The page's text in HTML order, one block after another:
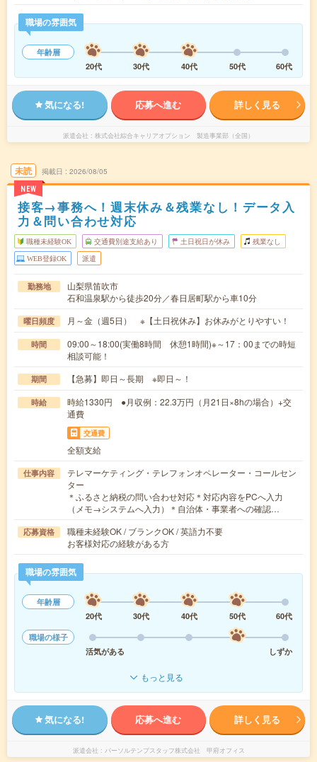
職場の雰囲気
年齢層
20代
30代 40代 50代 60代
気になる! 応募へ進む 詳しく見る
派遣会社 株式会社綜合キャリアオプション 製造事業部（全国）
未読
NEW
掲載日 2026/08/05
接客→事務へ！週末休み＆残業なし！データ入
力＆問い合わせ対応
職種未経験OK 交通費別途支給あり 土日祝日が休み 残業なし
WEB登録OK 派遣
勤務地
山梨県笛吹市
石和温泉駅から徒歩20分／春日居町駅から車10分
曜日頻度 月～金（週5日） ※【土日祝休み】お休みがとりやすい！
時間
09:00～18:00(実働8時間 休憩1時間)※～17：00までの時短
相談可能！
期間 【急募】即日～長期 ※即日～！
時給
時給1330円 ●月収例：22.3万円（月21日×8hの場合）+交
通費
交通費
全額支給
仕事内容
テレマーケティング・テレフォンオペレーター・コールセン
ター
＊ふるさと納税の問い合わせ対応＊対応内容をPCへ入力
（メモ→システムへ入力）＊自治体・事業者への確認…
応募資格
職種未経験OK / ブランクOK / 英語力不要
お客様対応の経験がある方
職場の雰囲気
年齢層
20代
30代 40代 50代
60代
職場の様子
活気がある
しずか
もっと見る
気になる! 応募へ進む 詳しく見る
派遣会社 パーソルテンプスタッフ株式会社 甲府オフィス